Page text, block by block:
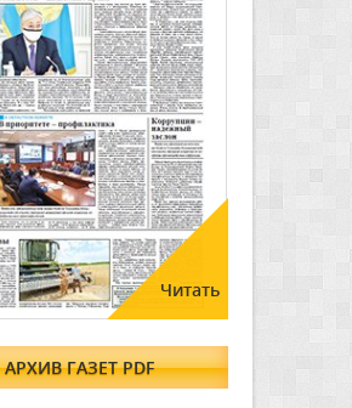
Читать
АРХИВ ГАЗЕТ PDF